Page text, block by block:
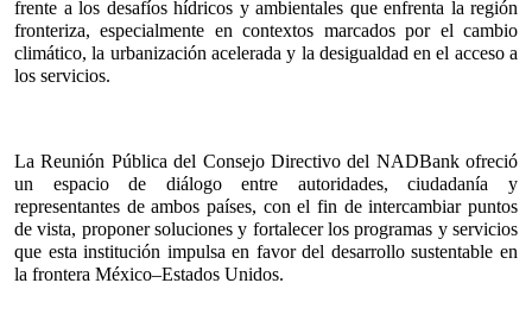
frente a los desafíos hídricos y ambientales que enfrenta la región
fronteriza, especialmente en contextos marcados por el cambio
climático, la urbanización acelerada y la desigualdad en el acceso a
los servicios.
La Reunión Pública del Consejo Directivo del NADBank ofreció
un espacio de diálogo entre autoridades, ciudadanía y
representantes de ambos países, con el fin de intercambiar puntos
de vista, proponer soluciones y fortalecer los programas y servicios
que esta institución impulsa en favor del desarrollo sustentable en
la frontera México–Estados Unidos.